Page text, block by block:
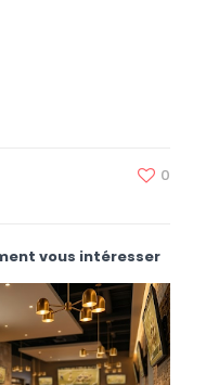
0
vous intéresser